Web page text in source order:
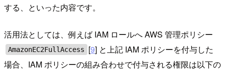
する、といった内容です。
活用法としては、例えば IAM ロールへ AWS 管理ポリシー
AmazonEC2FullAccess [9] と上記 IAM ポリシーを付与した
場合、IAM ポリシーの組み合わせで付与される権限は以下の